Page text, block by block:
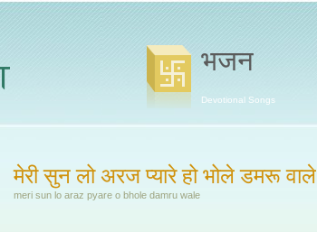
भजन
Devotional Songs
मेरी सुन लो अरज प्यारे हो भोले डमरू वाले
meri sun lo araz pyare o bhole damru wale